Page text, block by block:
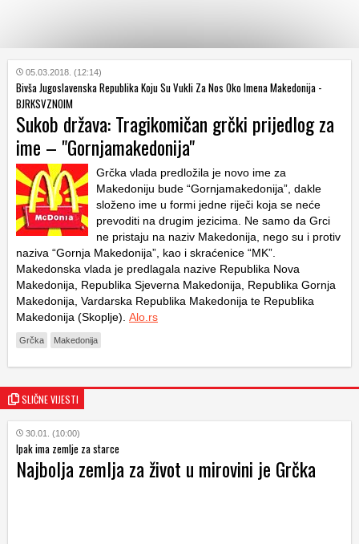
KATEGORIJE
HRVATSKI
WEB
05.03.2018. (12:14)
Bivša Jugoslavenska Republika Koju Su Vukli Za Nos Oko Imena Makedonija -
BJRKSVZNOIM
Sukob država: Tragikomičan grčki prijedlog za
ime – "Gornjamakedonija"
Grčka vlada predložila je novo ime za
Makedoniju bude “Gornjamakedonija”, dakle
složeno ime u formi jedne riječi koja se neće
prevoditi na drugim jezicima. Ne samo da Grci
ne pristaju na naziv Makedonija, nego su i protiv
naziva “Gornja Makedonija”, kao i skraćenice “MK”.
Makedonska vlada je predlagala nazive Republika Nova
Makedonija, Republika Sjeverna Makedonija, Republika Gornja
Makedonija, Vardarska Republika Makedonija te Republika
Makedonija (Skoplje). Alo.rs
Grčka Makedonija
SLIČNE VIJESTI
30.01. (10:00)
Ipak ima zemlje za starce
Najbolja zemlja za život u mirovini je Grčka